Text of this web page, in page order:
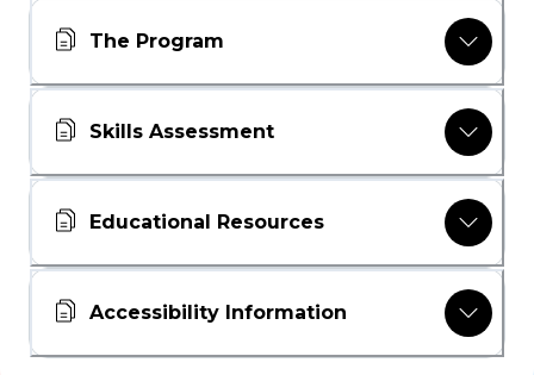
The Program
Skills Assessment
Educational Resources
Accessibility Information